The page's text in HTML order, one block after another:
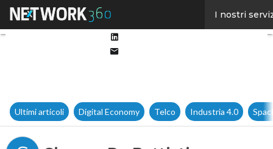
I nostri
Ultimi articoli Digital Economy Telco Industria 4.0